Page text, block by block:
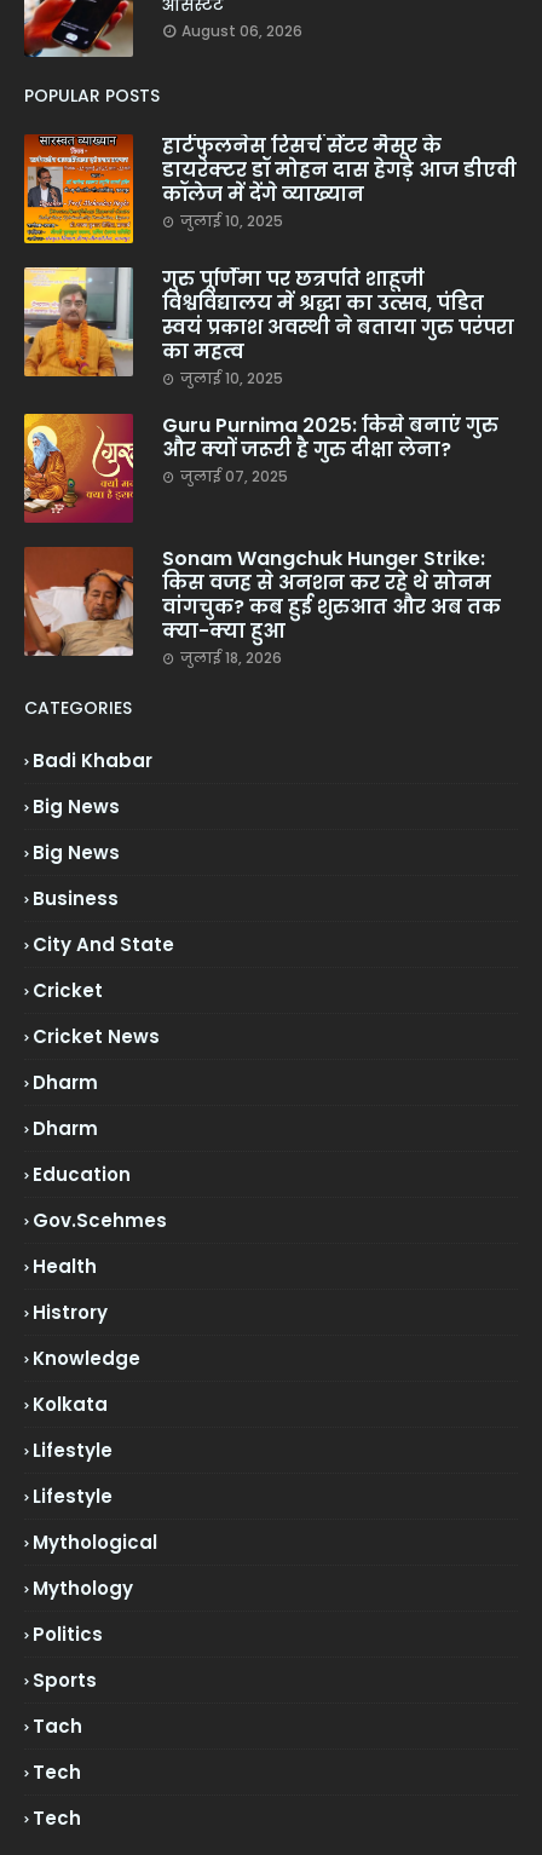
असिस्टेंट
August 06, 2026
POPULAR POSTS
हार्टफुलनेस रिसर्च सेंटर मैसूर के
डायरेक्टर डॉ मोहन दास हेगड़े आज डीएवी
कॉलेज में देंगे व्याख्यान
जुलाई 10, 2025
गुरु पूर्णिमा पर छत्रपति शाहूजी
विश्वविद्यालय में श्रद्धा का उत्सव, पंडित
स्वयं प्रकाश अवस्थी ने बताया गुरु परंपरा
का महत्व
जुलाई 10, 2025
Guru Purnima 2025: किसे बनाएं गुरु
और क्यों जरूरी है गुरु दीक्षा लेना?
जुलाई 07, 2025
Sonam Wangchuk Hunger Strike:
किस वजह से अनशन कर रहे थे सोनम
वांगचुक? कब हुई शुरुआत और अब तक
क्या-क्या हुआ
जुलाई 18, 2026
CATEGORIES
Badi Khabar
Big News
Big News
Business
City And State
Cricket
Cricket News
Dharm
Dharm
Education
Gov.scehmes
Health
Histrory
Knowledge
Kolkata
Lifestyle
Lifestyle
Mythological
Mythology
Politics
Sports
Tach
Tech
Tech